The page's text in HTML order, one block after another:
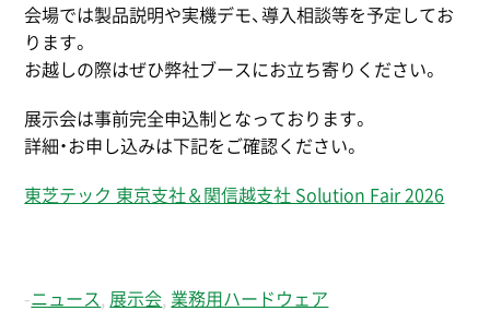
会場では製品説明や実機デモ、導入相談等を予定してお
ります。
お越しの際はぜひ弊社ブースにお立ち寄りください。
展示会は事前完全申込制となっております。
詳細・お申し込みは下記をご確認ください。
東芝テック 東京支社＆関信越支社 Solution Fair 2026
- ニュース 展示会 業務用ハードウェア